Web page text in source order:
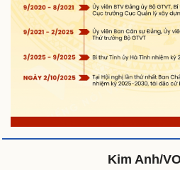
Doanh nghiệp 24h
Doanh nhân
Vì cộng đồng
Cây thuốc
Sản phụ khoa
Kim Anh/